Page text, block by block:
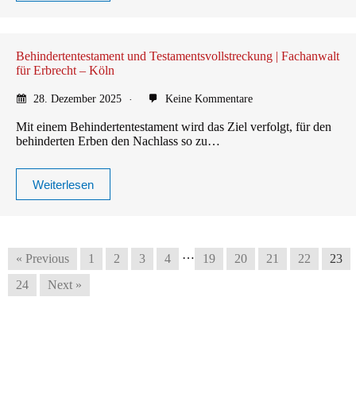
Behindertentestament und Testamentsvollstreckung | Fachanwalt
für Erbrecht – Köln
28. Dezember 2025 Keine Kommentare
Mit einem Behindertentestament wird das Ziel verfolgt, für den
behinderten Erben den Nachlass so zu…
Weiterlesen
« Previous 1 2 3 4 … 19 20 21 22
23
24
Next »